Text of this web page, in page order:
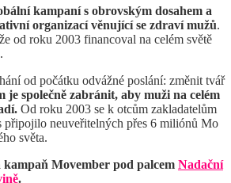
kampaní s obrovským dosahem a
organizací věnující se zdraví mužů.
od roku 2003 financoval na celém světě
od počátku odvážné poslání: změnit tvář
je společně zabránit, aby muži na celém
Od roku 2003 se k otcům zakladatelům
neuveřitelných přes 6 miliónů Mo
světa.
Movember pod palcem Nadační
.